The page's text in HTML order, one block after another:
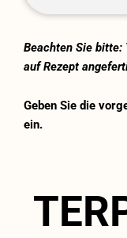
Beachten Sie bitte:
auf Rezept
Geben Sie die
ein.